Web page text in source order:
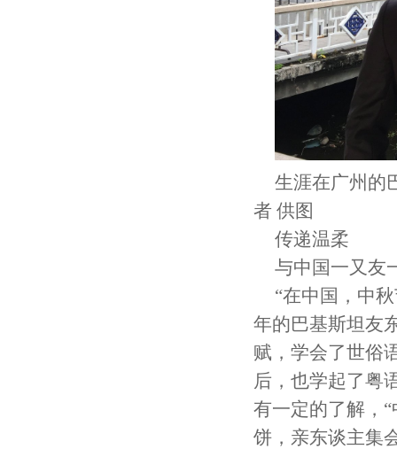
生涯在广州的
者 供图
传递温柔
与中国一又友
“在中国，中
年的巴基斯坦友
赋，学会了世俗
后，也学起了粤
有一定的了解，
饼，亲东谈主集